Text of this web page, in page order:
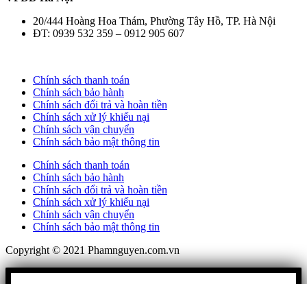
20/444 Hoàng Hoa Thám, Phường Tây Hồ, TP. Hà Nội
ĐT: 0939 532 359 – 0912 905 607
Chính sách thanh toán
Chính sách bảo hành
Chính sách đổi trả và hoàn tiền
Chính sách xử lý khiếu nại
Chính sách vận chuyển
Chính sách bảo mật thông tin
Chính sách thanh toán
Chính sách bảo hành
Chính sách đổi trả và hoàn tiền
Chính sách xử lý khiếu nại
Chính sách vận chuyển
Chính sách bảo mật thông tin
Copyright © 2021 Phamnguyen.com.vn